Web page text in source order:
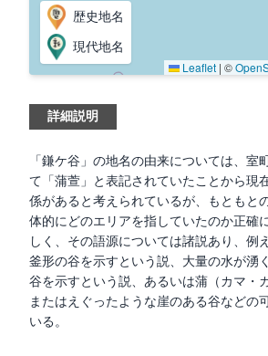
歴史地名
現代地名
Leaflet | ©
詳細説明
「鎌ケ谷」の地名の由来については、室
て「蒲萱」と表記されていたことから現
係があると考えられているが、もともと
体的にどのエリアを指していたのか正確
しく、その語源については諸説あり、例
釜形の谷を示すという説、大量の水が湧
谷を示すという説、あるいは蒲（カマ・
またはえぐったような崖のある谷などの
いる。